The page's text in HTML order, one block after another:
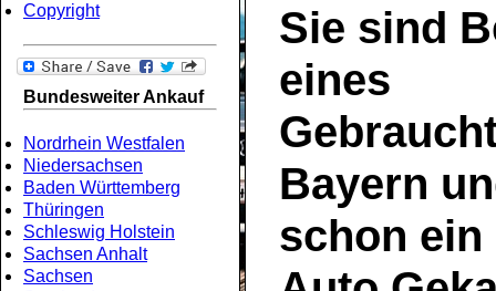
Copyright
Bundesweiter Ankauf
Nordrhein Westfalen
Niedersachsen
Baden Württemberg
Thüringen
Schleswig Holstein
Sachsen Anhalt
Sachsen
Sie sind
eines
Bayern
schon ein